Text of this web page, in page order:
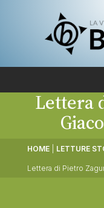
Lettera
HOME LETTURE
Lettera di Pietro